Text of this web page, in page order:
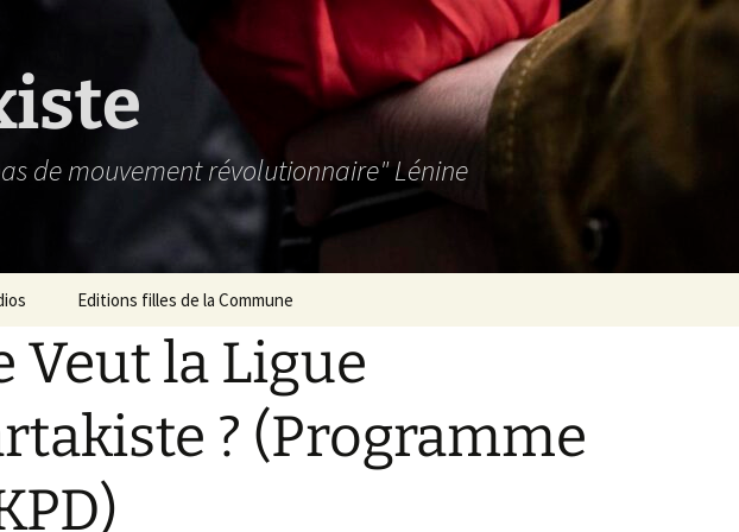
de mouvement révolutionnaire" Lénine
Editions filles de la Commune
Veut la Ligue
? (Programme